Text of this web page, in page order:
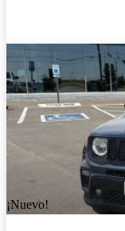
¡Nuevo!